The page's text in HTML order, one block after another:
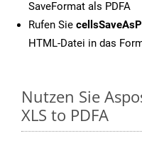
SaveFormat als PDFA
Rufen Sie
HTML-Datei in das
Nutzen Sie
XLS to PDFA